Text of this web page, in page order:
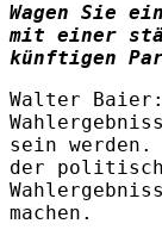
Wagen Sie
mit einer
künftigen
Walter Baier
sein
der politisch
machen.